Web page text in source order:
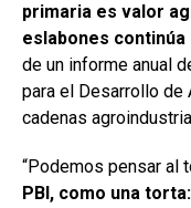
primaria es valor
eslabones continúa
de un informe anual
para el Desarrollo de
cadenas
“Podemos pensar al
PBI, como una torta: